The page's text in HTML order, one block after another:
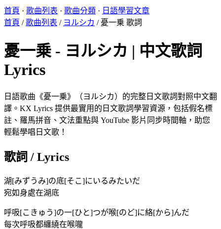
首頁 · 歌曲列表 · 歌曲分類 · 日語學習文章
首頁 /歌曲列表 / ヨルシカ / 憂一乗 歌詞
憂一乗 - ヨルシカ | 中文歌詞
Lyrics
日語歌曲《憂一乗》（ヨルシカ）的完整日文歌詞對照中文翻
譯。KX Lyrics 提供最實用的日文歌詞學習資源，包括假名標
註、羅馬拼音、文法重點與 YouTube 影片同步時間軸，助您
輕鬆學唱日文歌！
歌詞 / Lyrics
湖[みずうみ]の底[そこ]にいるみたいだ
宛如身處在湖底
呼吸[こきゅう]の一[ひと]つが喉[のど]に絡[から]んだ
每次呼吸都纏繞在喉嚨